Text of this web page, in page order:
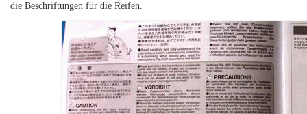
die Beschriftungen für die Reifen.